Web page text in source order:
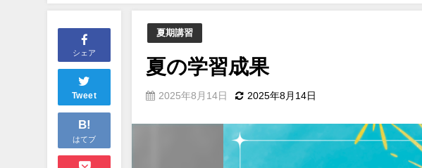
シェア
Tweet
B!
はてブ
夏期講習
夏の学習成果
2025年8月14日 2025年8月14日